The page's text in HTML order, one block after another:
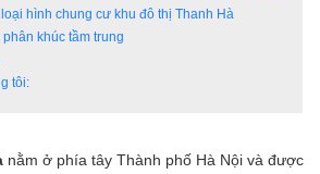
hình chung cư khu đô thị Thanh Hà
khúc tầm trung
tôi:
nằm ở phía tây Thành phố Hà Nội và được